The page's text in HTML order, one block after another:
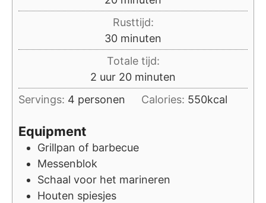
Rusttijd:
30minuten
minuten
Totale tijd:
2 uur
uur 20minuten
minuten
Servings: 4 personen Calories: 550kcal
Equipment
Grillpan of barbecue
Messenblok
Schaal voor het marineren
Houten spiesjes